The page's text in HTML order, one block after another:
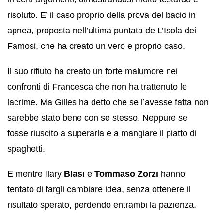
risoluto. E’ il caso proprio della prova del bacio in
apnea, proposta nell’ultima puntata de L’Isola dei
Famosi, che ha creato un vero e proprio caso.
Il suo rifiuto ha creato un forte malumore nei
confronti di Francesca che non ha trattenuto le
lacrime. Ma Gilles ha detto che se l’avesse fatta non
sarebbe stato bene con se stesso. Neppure se
fosse riuscito a superarla e a mangiare il piatto di
spaghetti.
E mentre Ilary Blasi e Tommaso Zorzi hanno
tentato di fargli cambiare idea, senza ottenere il
risultato sperato, perdendo entrambi la pazienza,